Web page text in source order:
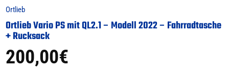
Ortlieb
Ortlieb Vario PS mit QL2.1 – Modell 2022 – Fahrradtasche
+ Rucksack
200,00€